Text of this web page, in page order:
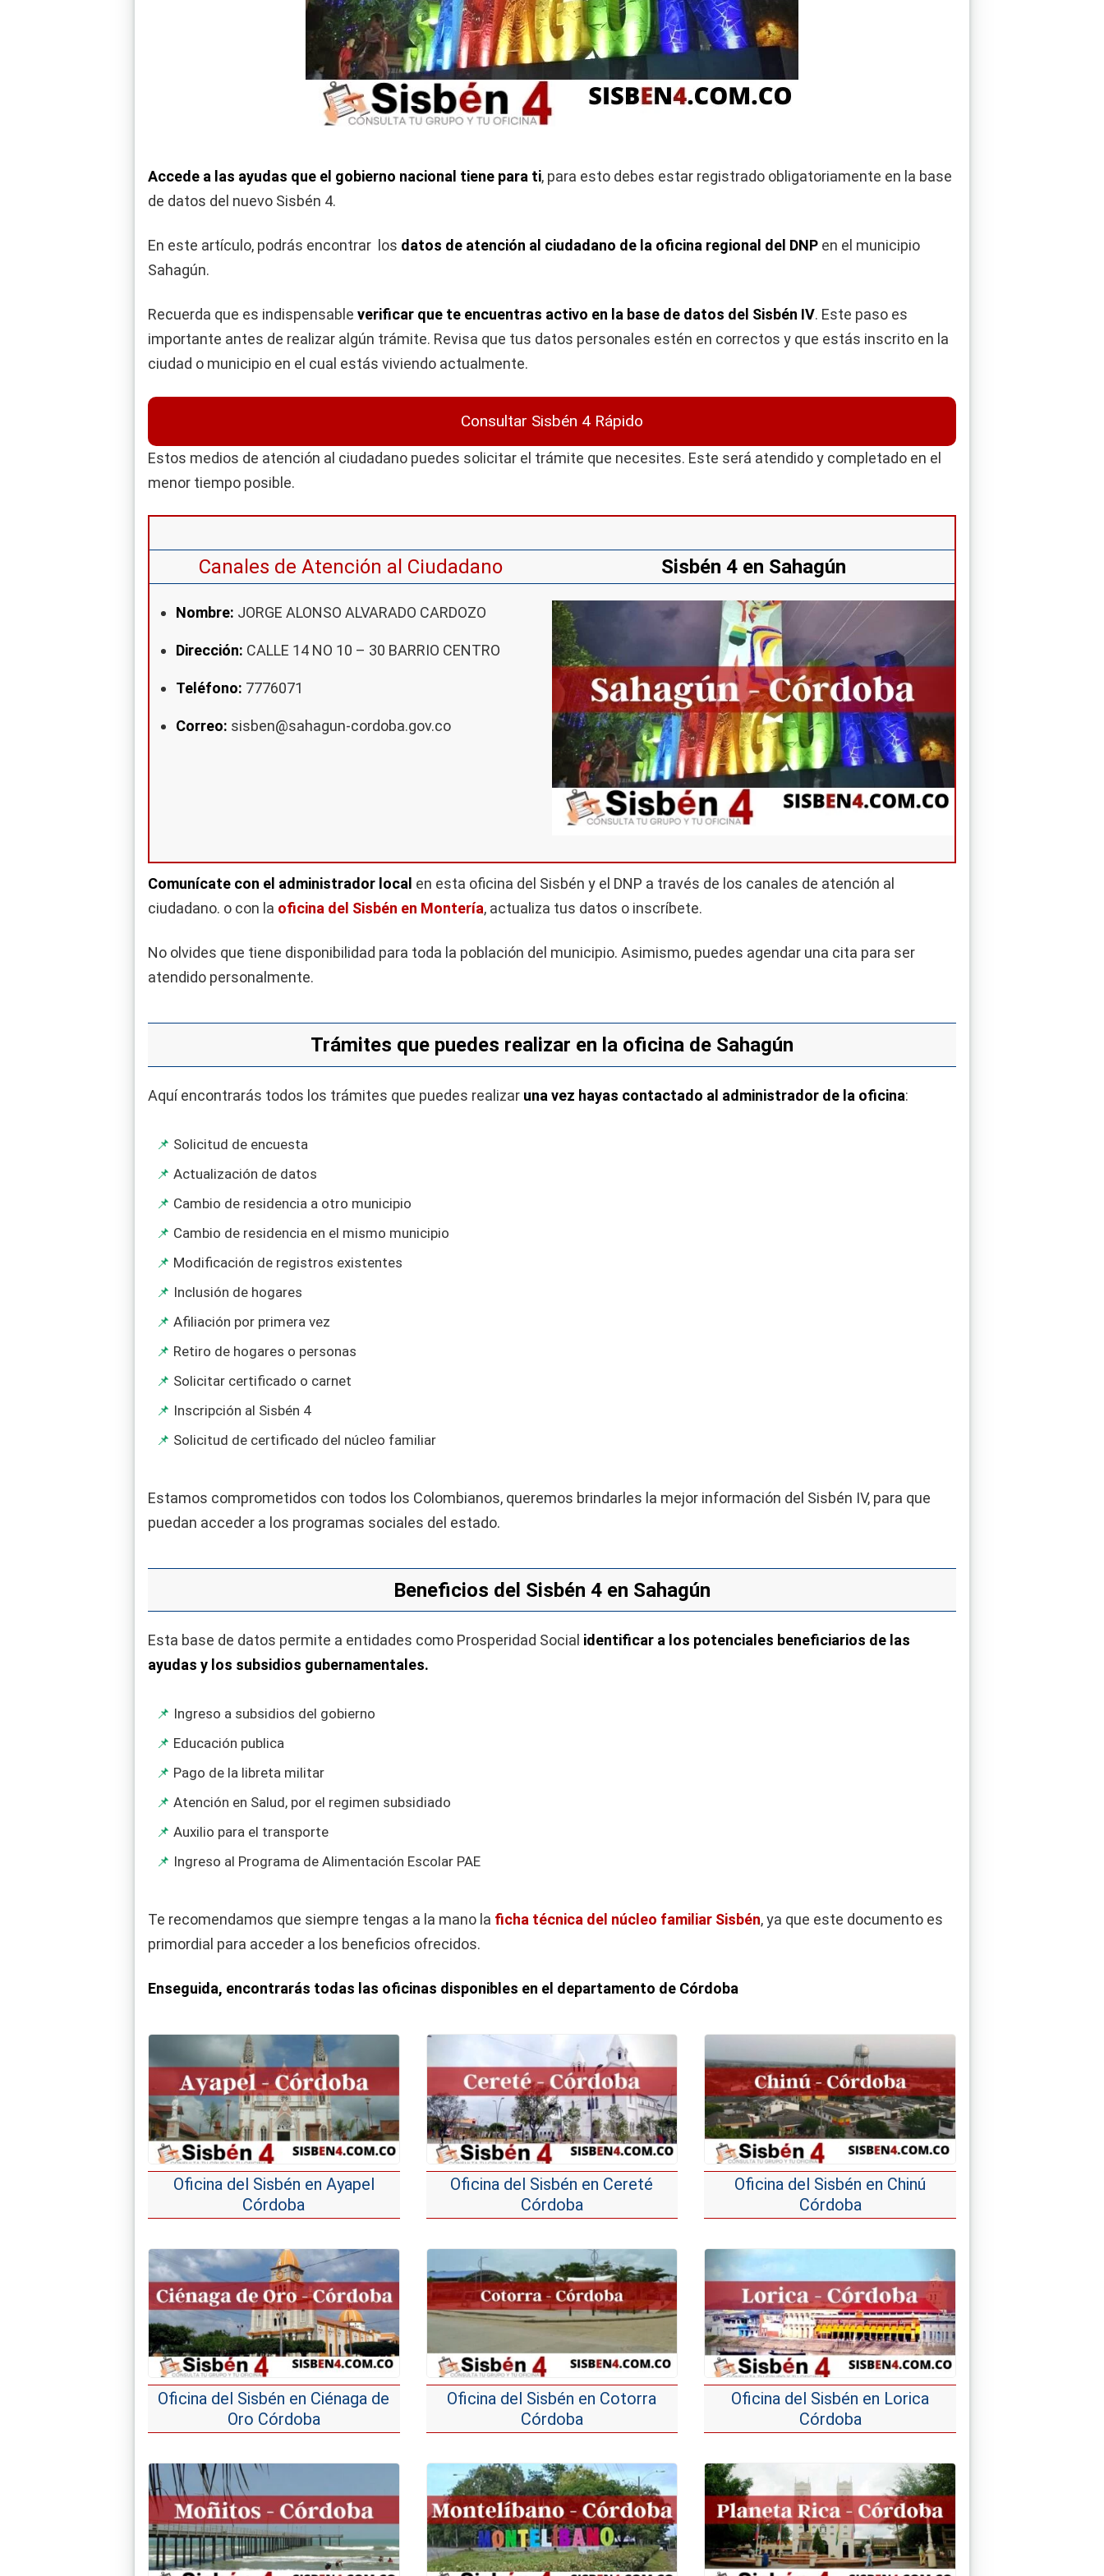
Accede a las ayudas que el gobierno nacional tiene para ti, para esto debes estar registrado obligatoriamente en la base
de datos del nuevo Sisbén 4.
En este artículo, podrás encontrar los datos de atención al ciudadano de la oficina regional del DNP en el municipio
Sahagún.
Recuerda que es indispensable verificar que te encuentras activo en la base de datos del Sisbén IV. Este paso es
importante antes de realizar algún trámite. Revisa que tus datos personales estén en correctos y que estás inscrito en la
ciudad o municipio en el cual estás viviendo actualmente.
Consultar Sisbén 4 Rápido
Estos medios de atención al ciudadano puedes solicitar el trámite que necesites. Este será atendido y completado en el
menor tiempo posible.
Canales de Atención al Ciudadano
Nombre: JORGE ALONSO ALVARADO CARDOZO
Dirección: CALLE 14 NO 10 – 30 BARRIO CENTRO
Teléfono: 7776071
Correo: sisben@sahagun-cordoba.gov.co
Sisbén 4 en Sahagún
Comunícate con el administrador local en esta oficina del Sisbén y el DNP a través de los canales de atención al
ciudadano. o con la oficina del Sisbén en Montería, actualiza tus datos o inscríbete.
No olvides que tiene disponibilidad para toda la población del municipio. Asimismo, puedes agendar una cita para ser
atendido personalmente.
Trámites que puedes realizar en la oficina de Sahagún
Aquí encontrarás todos los trámites que puedes realizar una vez hayas contactado al administrador de la oficina:
Solicitud de encuesta
Actualización de datos
Cambio de residencia a otro municipio
Cambio de residencia en el mismo municipio
Modificación de registros existentes
Inclusión de hogares
Afiliación por primera vez
Retiro de hogares o personas
Solicitar certificado o carnet
Inscripción al Sisbén 4
Solicitud de certificado del núcleo familiar
Estamos comprometidos con todos los Colombianos, queremos brindarles la mejor información del Sisbén IV, para que
puedan acceder a los programas sociales del estado.
Beneficios del Sisbén 4 en Sahagún
Esta base de datos permite a entidades como Prosperidad Social identificar a los potenciales beneficiarios de las
ayudas y los subsidios gubernamentales.
Ingreso a subsidios del gobierno
Educación publica
Pago de la libreta militar
Atención en Salud, por el regimen subsidiado
Auxilio para el transporte
Ingreso al Programa de Alimentación Escolar PAE
Te recomendamos que siempre tengas a la mano la ficha técnica del núcleo familiar Sisbén, ya que este documento es
primordial para acceder a los beneficios ofrecidos.
Enseguida, encontrarás todas las oficinas disponibles en el departamento de Córdoba
Oficina del Sisbén en Ayapel
Córdoba
Oficina del Sisbén en Cereté
Córdoba
Oficina del Sisbén en Chinú
Córdoba
Oficina del Sisbén en Ciénaga de
Oro Córdoba
Oficina del Sisbén en Cotorra
Córdoba
Oficina del Sisbén en Lorica
Córdoba